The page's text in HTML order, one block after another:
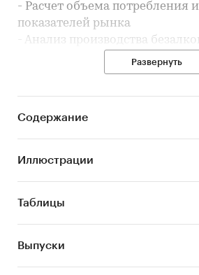
- Расчет объема потребления
показателей рынка
- Анализ производства
- Составление списка
- Обзор оптовых цен
- Анализ импорта и экспорта
- Формирование прогноза
В разделе `Производство`
- Соки фруктовые и овощные
- Сок ананасовый
- Сок виноградный
Развернуть
Содержание
Иллюстрации
Таблицы
Выпуски